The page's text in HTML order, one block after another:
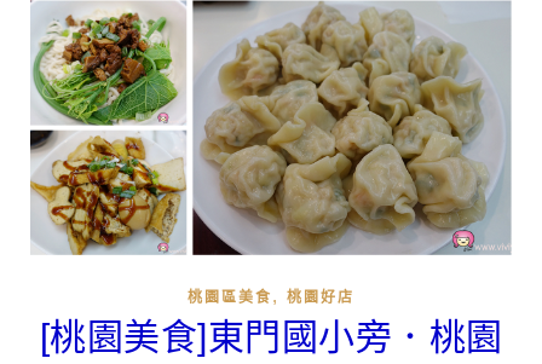
桃園區美食 , 桃園好店
[桃園美食]東門國小旁．桃園